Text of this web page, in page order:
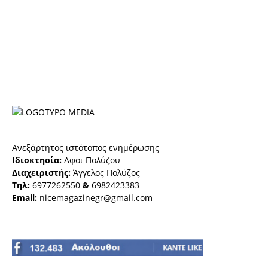
Ανεξάρτητος ιστότοπος ενημέρωσης
Ιδιοκτησία: Αφοι Πολύζου
Διαχειριστής: Άγγελος Πολύζος
Τηλ: 6977262550 & 6982423383
Email: nicemagazinegr@gmail.com